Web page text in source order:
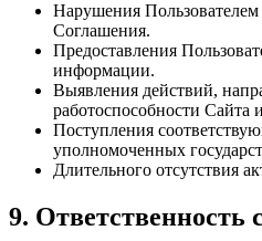
Нарушения
Соглашения.
Предоставления
информации.
Выявления действий,
работоспособности Сайта
Поступления
уполномоченных
Длительного отсутствия
9. Ответственность